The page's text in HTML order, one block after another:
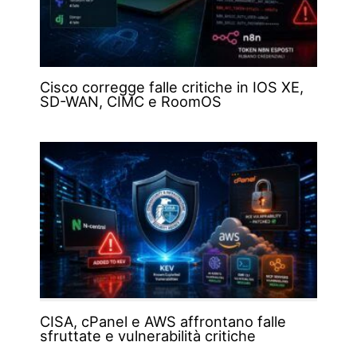
Cisco corregge falle critiche in IOS XE,
SD-WAN, CIMC e RoomOS
CISA, cPanel e AWS affrontano falle
sfruttate e vulnerabilità critiche